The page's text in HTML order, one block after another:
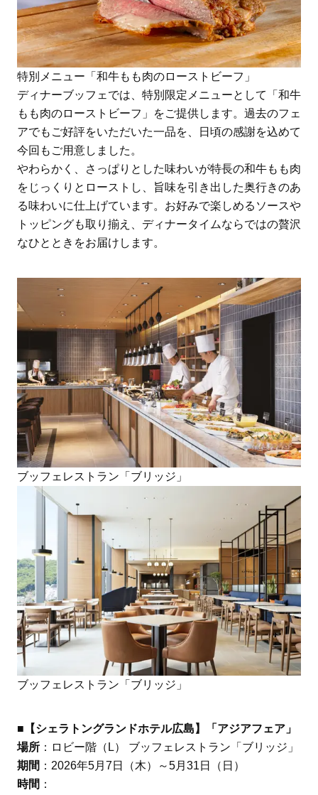
特別メニュー「和牛もも肉のローストビーフ」
ディナーブッフェでは、特別限定メニューとして「和牛
もも肉のローストビーフ」をご提供します。過去のフェ
アでもご好評をいただいた一品を、日頃の感謝を込めて
今回もご用意しました。
やわらかく、さっぱりとした味わいが特長の和牛もも肉
をじっくりとローストし、旨味を引き出した奥行きのあ
る味わいに仕上げています。お好みで楽しめるソースや
トッピングも取り揃え、ディナータイムならではの贅沢
なひとときをお届けします。
ブッフェレストラン「ブリッジ」
ブッフェレストラン「ブリッジ」
■【シェラトングランドホテル広島】「アジアフェア」
場所：ロビー階（L） ブッフェレストラン「ブリッジ」
期間 ：2026年5月7日（木）～5月31日（日）
時間 ：